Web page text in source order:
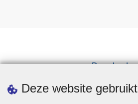
Deze website
Downloads
Pers